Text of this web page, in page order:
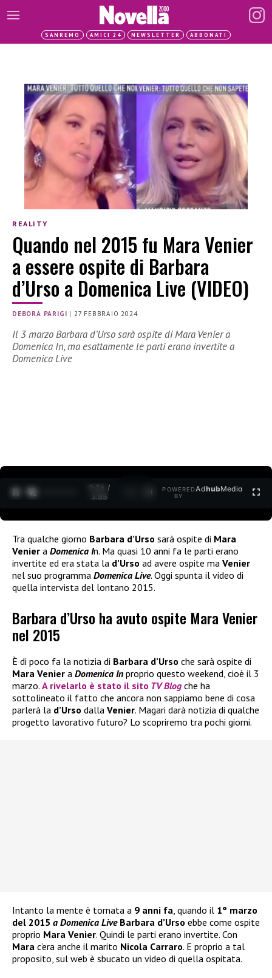
SANREMO AMICI 24 NEWSLETTER ABBONATI
REALITY
Quando nel 2015 fu Mara Venier
a essere ospite di Barbara
d’Urso a Domenica Live (VIDEO)
DEBORA PARIGI | 27 FEBBRAIO 2024
Il 3 marzo Barbara d’Urso sarà ospite di Mara Venier a
Domenica In, ma esattamente le parti erano invertite a
Domenica Live
0:28 /
3:35
POWERED
BY
AdhubMedia
Tra qualche giorno Barbara d’Urso sarà ospite di Mara
Venier a Domenica In. Ma quasi 10 anni fa le parti erano
invertite ed era stata la d’Urso ad avere ospite ma Venier
nel suo programma Domenica Live. Oggi spunta il video di
quella intervista del lontano 2015.
Barbara d’Urso ha avuto ospite Mara Venier
nel 2015
È di poco fa la notizia di Barbara d’Urso che sarà ospite di
Mara Venier a Domenica In proprio questo weekend, cioè il 3
marzo. A rivelarlo è stato il sito TV Blog che ha
sottolineato il fatto che ancora non sappiamo bene di cosa
parlerà la d’Urso dalla Venier. Magari darà notizia di qualche
progetto lavorativo futuro? Lo scopriremo tra pochi giorni.
Intanto la mente è tornata a 9 anni fa, quando il 1° marzo
del 2015 a Domenica Live Barbara d’Urso ebbe come ospite
proprio Mara Venier. Quindi le parti erano invertite. Con
Mara c’era anche il marito Nicola Carraro. E proprio a tal
proposito, sul web è sbucato un video di quella ospitata.